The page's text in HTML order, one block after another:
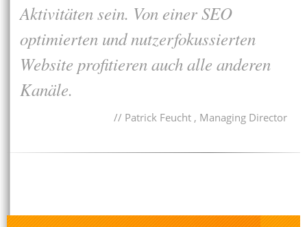
Aktivitäten sein. Von einer SEO
optimierten und nutzerfokussierten
Website profitieren auch alle anderen
Kanäle.
Patrick Feucht , Managing Director